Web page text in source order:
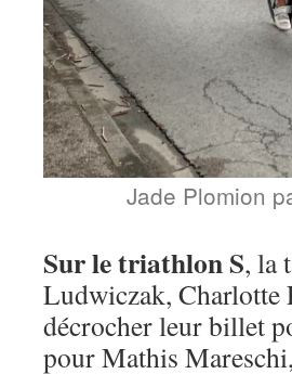
Jade Plomion
Sur le triathlon S, la
Ludwiczak, Charlotte
décrocher leur billet
pour Mathis